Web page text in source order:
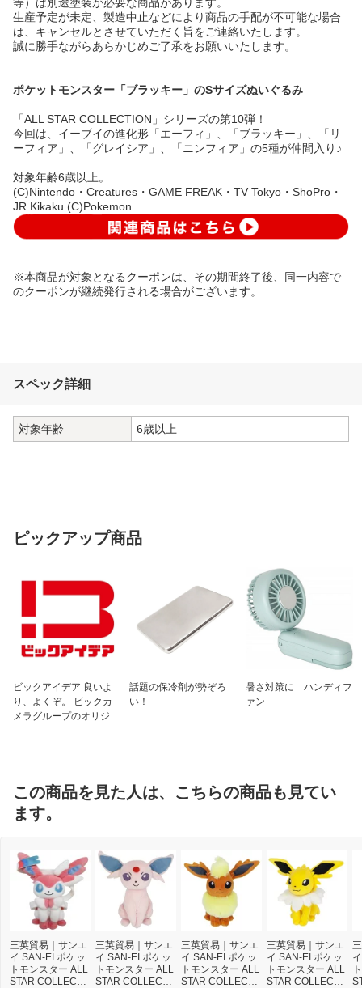
生産予定が未定、製造中止などにより商品の手配が不可能な場合
は、キャンセルとさせていただく旨をご連絡いたします。
誠に勝手ながらあらかじめご了承をお願いいたします。
ポケットモンスター「ブラッキー」のSサイズぬいぐるみ
「ALL STAR COLLECTION」シリーズの第10弾！
今回は、イーブイの進化形「エーフィ」、「ブラッキー」、「リ
ーフィア」、「グレイシア」、「ニンフィア」の5種が仲間入り♪
対象年齢6歳以上。
(C)Nintendo・Creatures・GAME FREAK・TV Tokyo・ShoPro・
JR Kikaku (C)Pokemon
※本商品が対象となるクーポンは、その期間終了後、同一内容で
のクーポンが継続発行される場合がございます。
スペック詳細
対象年齢 6歳以上
ピックアップ商品
ビックアイデア 良いよ
り、よくぞ。 ビックカ
メラグループのオリジナ
話題の保冷剤が勢ぞろ
い！
暑さ対策に ハンディフ
ァン
この商品を見た人は、こちらの商品も見てい
ます。
三英貿易｜サンエ
イ SAN-EI ポケッ
トモンスター ALL
STAR COLLECTI
三英貿易｜サンエ
イ SAN-EI ポケッ
トモンスター ALL
STAR COLLECTI
三英貿易｜サンエ
イ SAN-EI ポケッ
トモンスター ALL
STAR COLLECTI
三英貿易｜サンエ
イ SAN-EI ポケッ
トモンスター ALL
STAR COLLECTI